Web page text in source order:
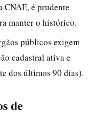
CNAE, é prudente
manter o histórico.
públicos exigem
cadastral ativa e
dos últimos 90 dias).
de